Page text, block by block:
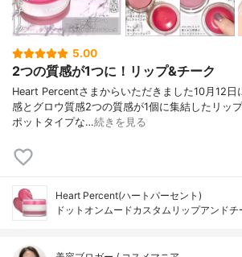
5.00
2つの質感が1つに！リップ&チーク
Heart Percentさまからいただきました10月12日
感とグロウ質感2つの質感が1個に集結したリッ
ポットタイプな…続きを見る
Heart Percent(ハートパーセント)
ドットオンムードカスタムリップアンドチ